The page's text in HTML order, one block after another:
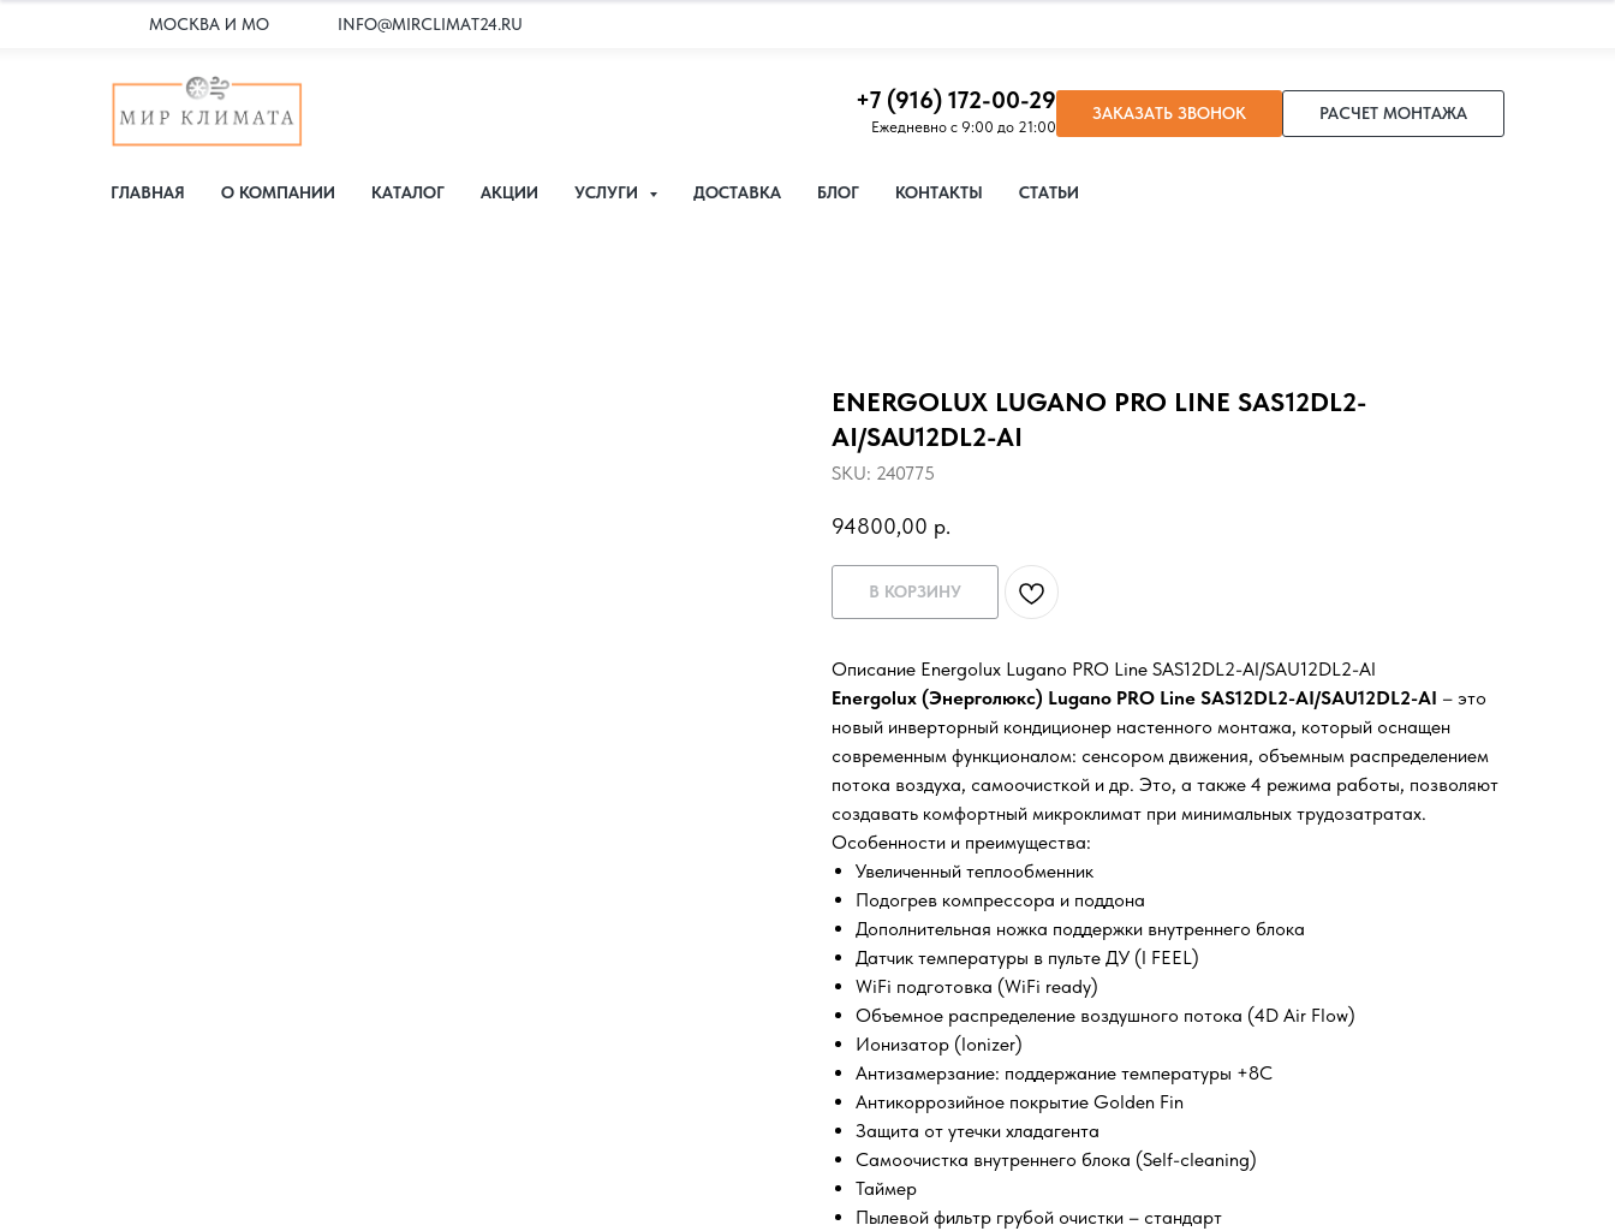
МОСКВА И МО INFO@MIRCLIMAT24.RU
+7 (916) 172-00-29
Ежедневно с 9:00 до 21:00
ЗАКАЗАТЬ ЗВОНОК РАСЧЕТ МОНТАЖА
ГЛАВНАЯ О КОМПАНИИ КАТАЛОГ АКЦИИ УСЛУГИ ДОСТАВКА БЛОГ КОНТАКТЫ СТАТЬИ
ENERGOLUX LUGANO PRO LINE SAS12DL2-
AI/SAU12DL2-AI
SKU: 240775
94800,00 р.
В КОРЗИНУ
Описание Energolux Lugano PRO Line SAS12DL2-AI/SAU12DL2-AI
Energolux (Энерголюкс) Lugano PRO Line SAS12DL2-AI/SAU12DL2-AI – это
новый инверторный кондиционер настенного монтажа, который оснащен
современным функционалом: сенсором движения, объемным распределением
потока воздуха, самоочисткой и др. Это, а также 4 режима работы, позволяют
создавать комфортный микроклимат при минимальных трудозатратах.
Особенности и преимущества:
Увеличенный теплообменник
Подогрев компрессора и поддона
Дополнительная ножка поддержки внутреннего блока
Датчик температуры в пульте ДУ (I FEEL)
WiFi подготовка (WiFi ready)
Объемное распределение воздушного потока (4D Air Flow)
Ионизатор (Ionizer)
Антизамерзание: поддержание температуры +8С
Антикоррозийное покрытие Golden Fin
Защита от утечки хладагента
Самоочистка внутреннего блока (Self-cleaning)
Таймер
Пылевой фильтр грубой очистки – стандарт